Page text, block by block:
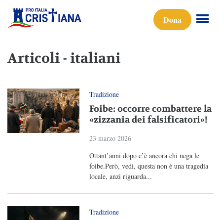
Dona
Articoli - italiani
Tradizione
Foibe: occorre combattere la
«zizzania dei falsificatori»!
23 marzo 2026
Ottant’anni dopo c’è ancora chi nega le
foibe.Però, vedi, questa non è una tragedia
locale, anzi riguarda...
Tradizione